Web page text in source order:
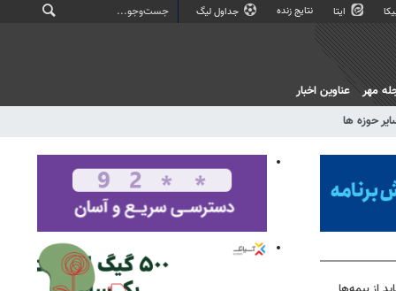
ایتا نتایج زنده جداول لیگ
حوزه ها
مهر عناوین اخبار